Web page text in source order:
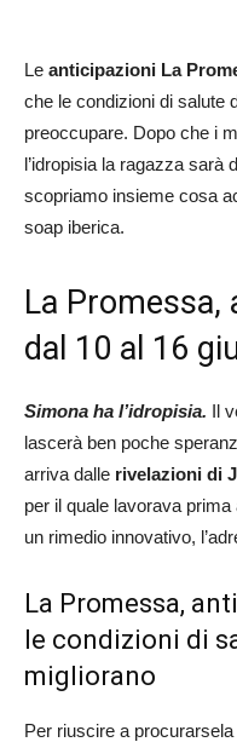
Le anticipazioni La
che le condizioni di salute
preoccupare. Dopo che i
l’idropisia la ragazza sarà
scopriamo insieme cosa
soap iberica.
La Promessa,
dal 10 al 16
Simona ha l’idropisia. Il
lascerà ben poche
arriva dalle rivelazioni di
per il quale lavorava
un rimedio innovativo,
La Promessa,
le condizioni di
migliorano
Per riuscire a